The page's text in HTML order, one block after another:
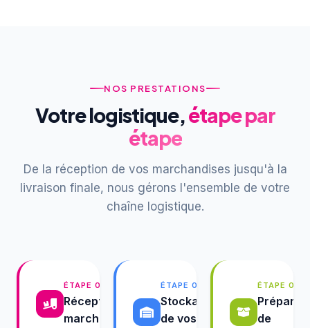
NOS PRESTATIONS
Votre logistique,étape par
étape
De la réception de vos marchandises jusqu'à la
livraison finale, nous gérons l'ensemble de votre
chaîne logistique.
ÉTAPE 01
Réception des
marchandises
ÉTAPE 02
Stockage
de vos
ÉTAPE 03
de